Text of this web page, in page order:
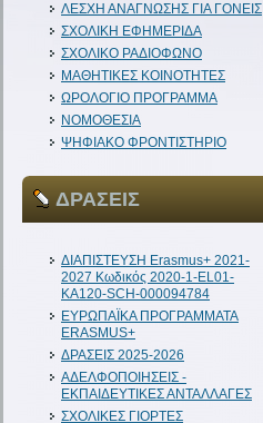
ΛΕΣΧΗ ΑΝΑΓΝΩΣΗΣ ΓΙΑ ΓΟΝΕΙΣ
ΣΧΟΛΙΚΗ ΕΦΗΜΕΡΙΔΑ
ΣΧΟΛΙΚΟ ΡΑΔΙΟΦΩΝΟ
ΜΑΘΗΤΙΚΕΣ ΚΟΙΝΟΤΗΤΕΣ
ΩΡΟΛΟΓΙΟ ΠΡΟΓΡΑΜΜΑ
ΝΟΜΟΘΕΣΙΑ
ΨΗΦΙΑΚΟ ΦΡΟΝΤΙΣΤΗΡΙΟ
ΔΡΑΣΕΙΣ
ΔIAΠΙΣΤΕΥΣΗ Erasmus+ 2021-
2027 Κωδικός 2020-1-EL01-
KA120-SCH-000094784
ΕΥΡΩΠΑΪΚΑ ΠΡΟΓΡΑΜΜΑΤΑ
ERASMUS+
ΔΡΑΣΕΙΣ 2025-2026
ΑΔΕΛΦΟΠΟΙΗΣΕΙΣ -
ΕΚΠΑΙΔΕΥΤΙΚΕΣ ΑΝΤΑΛΛΑΓΕΣ
ΣΧΟΛΙΚΕΣ ΓΙΟΡΤΕΣ